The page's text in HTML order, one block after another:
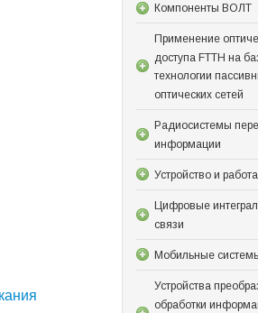
Компоненты ВОЛТ
Применение
доступа FTTH на
технологии
оптических сетей
Радиосистемы
информации
Устройство и
Цифровые
связи
Мобильные
Устройства
обработки